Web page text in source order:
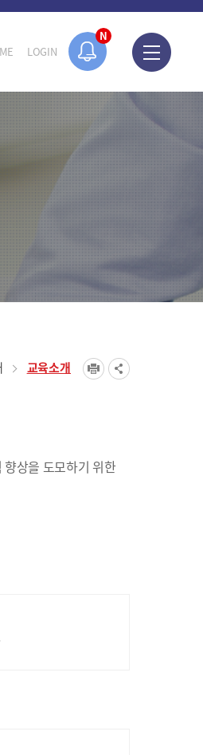
N
LOGIN
교육소개
상을 도모하기 위한